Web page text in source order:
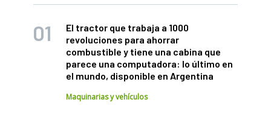
El tractor que trabaja a 1000
revoluciones para ahorrar
combustible y tiene una cabina que
parece una computadora: lo último en
el mundo, disponible en Argentina
Maquinarias y vehículos